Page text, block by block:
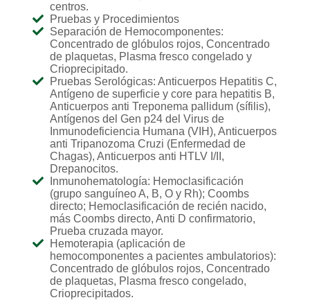
centros.
Pruebas y Procedimientos
Separación de Hemocomponentes:
Concentrado de glóbulos rojos, Concentrado
de plaquetas, Plasma fresco congelado y
Crioprecipitado.
Pruebas Serológicas: Anticuerpos Hepatitis C,
Antígeno de superficie y core para hepatitis B,
Anticuerpos anti Treponema pallidum (sífilis),
Antígenos del Gen p24 del Virus de
Inmunodeficiencia Humana (VIH), Anticuerpos
anti Tripanozoma Cruzi (Enfermedad de
Chagas), Anticuerpos anti HTLV I/II,
Drepanocitos.
Inmunohematología: Hemoclasificación
(grupo sanguíneo A, B, O y Rh); Coombs
directo; Hemoclasificación de recién nacido,
más Coombs directo, Anti D confirmatorio,
Prueba cruzada mayor.
Hemoterapia (aplicación de
hemocomponentes a pacientes ambulatorios):
Concentrado de glóbulos rojos, Concentrado
de plaquetas, Plasma fresco congelado,
Crioprecipitados.